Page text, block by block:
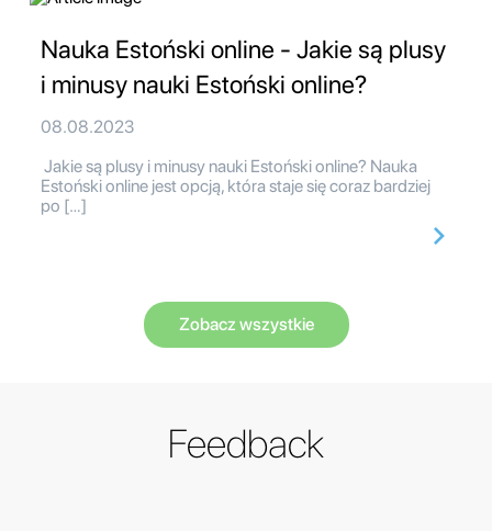
Nauka Estoński online - Jakie są plusy
i minusy nauki Estoński online?
08.08.2023
Jakie są plusy i minusy nauki Estoński online? Nauka
Estoński online jest opcją, która staje się coraz bardziej
po […]
Zobacz wszystkie
Feedback